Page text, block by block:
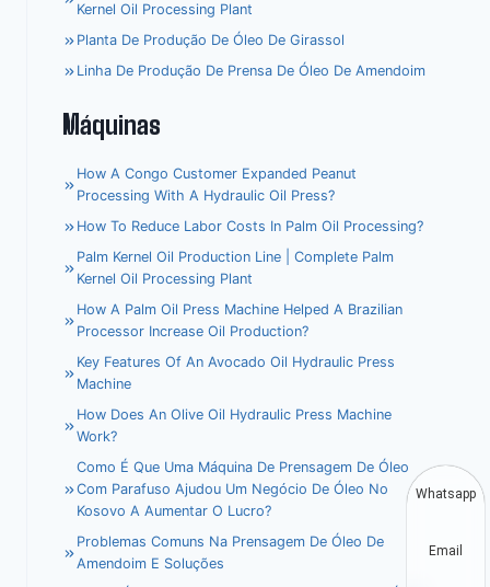
Kernel Oil Processing Plant
Planta De Produção De Óleo De Girassol
Linha De Produção De Prensa De Óleo De Amendoim
Máquinas
How A Congo Customer Expanded Peanut
Processing With A Hydraulic Oil Press?
How To Reduce Labor Costs In Palm Oil Processing?
Palm Kernel Oil Production Line | Complete Palm
Kernel Oil Processing Plant
How A Palm Oil Press Machine Helped A Brazilian
Processor Increase Oil Production?
Key Features Of An Avocado Oil Hydraulic Press
Machine
How Does An Olive Oil Hydraulic Press Machine
Work?
Como É Que Uma Máquina De Prensagem De Óleo
Com Parafuso Ajudou Um Negócio De Óleo No
Kosovo A Aumentar O Lucro?
Problemas Comuns Na Prensagem De Óleo De
Amendoim E Soluções
Whatsapp
Email